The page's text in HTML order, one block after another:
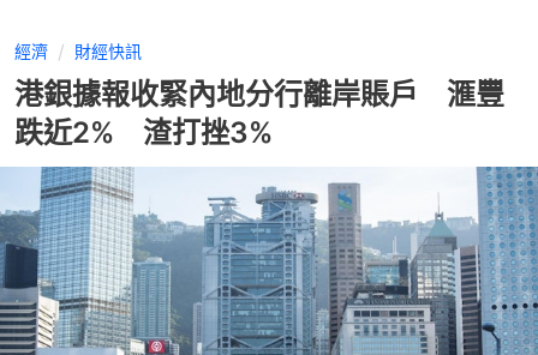
經濟 財經快訊
港銀據報收緊內地分行離岸賬戶 滙豐
跌近2% 渣打挫3%